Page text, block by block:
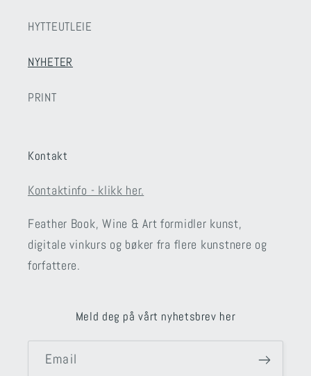
HYTTEUTLEIE
NYHETER
PRINT
Kontakt
Kontaktinfo - klikk her.
Feather Book, Wine & Art formidler kunst,
digitale vinkurs og bøker fra flere kunstnere og
forfattere.
Meld deg på vårt nyhetsbrev her
Email